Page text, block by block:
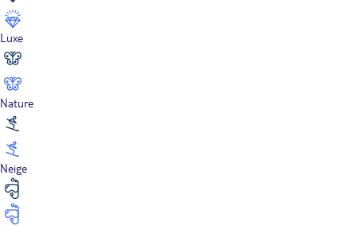
Luxe
Nature
Neige